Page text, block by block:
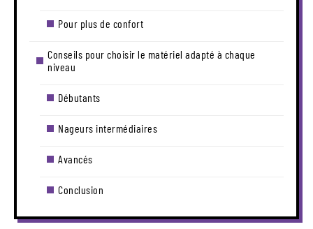
Pour plus de confort
Conseils pour choisir le matériel adapté à chaque
niveau
Débutants
Nageurs intermédiaires
Avancés
Conclusion